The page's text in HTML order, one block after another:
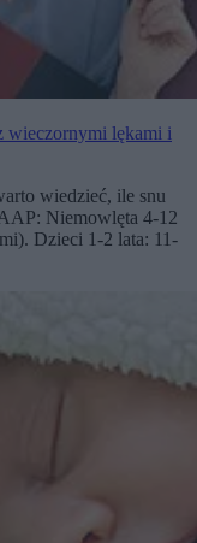
wieczornymi lękami i
wiedzieć, ile snu
Niemowlęta 4-12
Dzieci 1-2 lata: 11-